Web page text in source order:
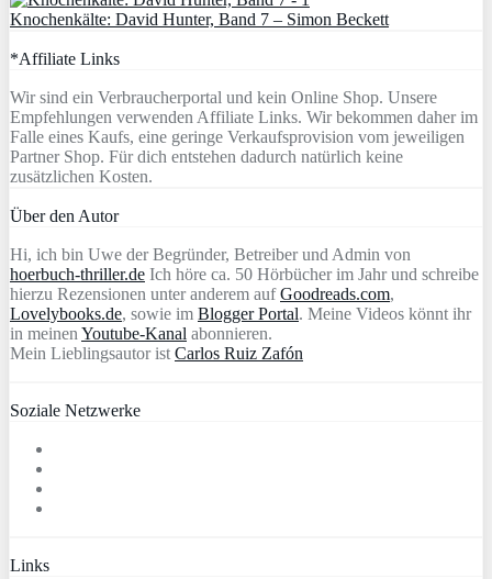
Knochenkälte: David Hunter, Band 7 – Simon Beckett
*Affiliate Links
Wir sind ein Verbraucherportal und kein Online Shop. Unsere
Empfehlungen verwenden Affiliate Links. Wir bekommen daher im
Falle eines Kaufs, eine geringe Verkaufsprovision vom jeweiligen
Partner Shop. Für dich entstehen dadurch natürlich keine
zusätzlichen Kosten.
Über den Autor
Hi, ich bin Uwe der Begründer, Betreiber und Admin von
hoerbuch-thriller.de Ich höre ca. 50 Hörbücher im Jahr und schreibe
hierzu Rezensionen unter anderem aufGoodreads.com,
Lovelybooks.de, sowie im Blogger Portal. Meine Videos könnt ihr
in meinen Youtube-Kanal abonnieren.
Mein Lieblingsautor ist Carlos Ruiz Zafón
Soziale Netzwerke
Links